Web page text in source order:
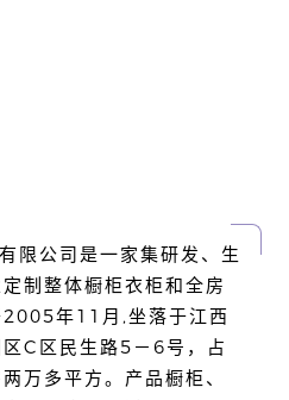
限公司是一家集研发、生
制整体橱柜衣柜和全房
年11月,坐落于江西
C区民生路5－6号，占
万多平方。产品橱柜、